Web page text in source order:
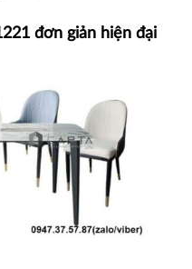
đơn giản hiện đại